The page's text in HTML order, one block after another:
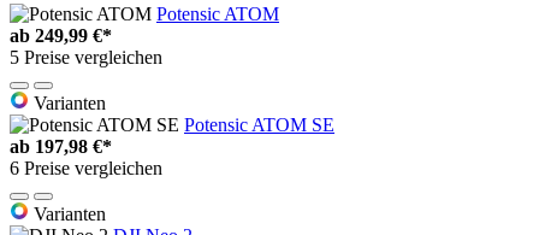
Potensic ATOM
ab 249,99 €*
5 Preise vergleichen
Varianten
Potensic ATOM SE
ab 197,98 €*
6 Preise vergleichen
Varianten